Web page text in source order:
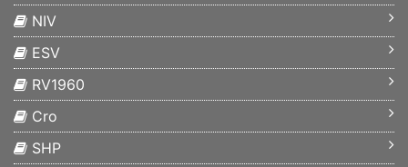
NIV
ESV
RV1960
Cro
SHP